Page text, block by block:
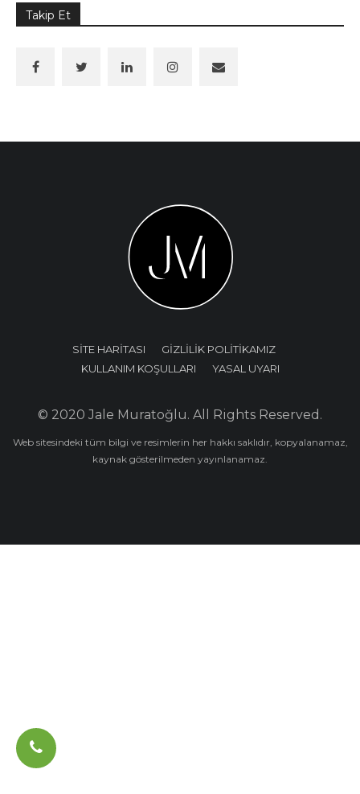
Takip Et
SİTE HARİTASI
GİZLİLİK POLİTİKAMIZ
KULLANIM KOŞULLARI
YASAL UYARI
© 2020 Jale Muratoğlu. All Rights Reserved.
Web sitesindeki tüm bilgi ve resimlerin her hakkı saklıdır, kopyalanamaz,
kaynak gösterilmeden yayınlanamaz.